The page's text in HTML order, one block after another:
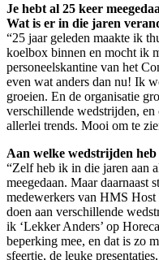
Je hebt al 25 keer
Wat is er in die jaren
“25 jaar geleden maakte ik
koelbox binnen en mocht ik
personeelskantine van het
even wat anders dan nu! Ik
groeien. En de organisatie
verschillende wedstrijden,
allerlei trends. Mooi om te
Aan welke wedstrijden heb
“Zelf heb ik in die jaren aan
meegedaan. Maar daarnaast
medewerkers van HMS
doen aan verschillende
ik ‘Lekker Anders’ op
beperking mee, en dat is zo
sfeertje, de leuke